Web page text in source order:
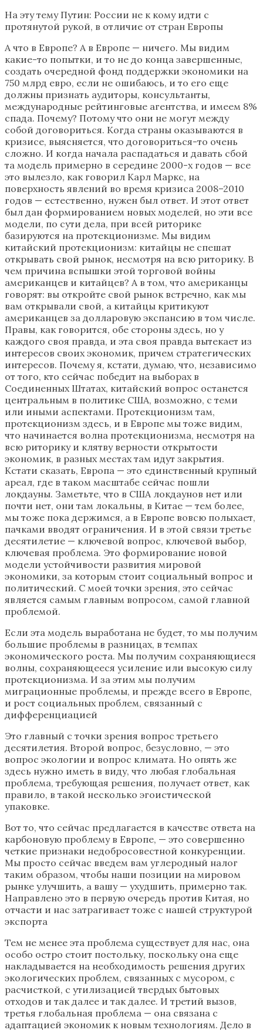
На эту тему Путин: России не к кому идти с
протянутой рукой, в отличие от стран Европы
А что в Европе? А в Европе — ничего. Мы видим
какие-то попытки, и то не до конца завершенные,
создать очередной фонд поддержки экономики на
750 млрд евро, если не ошибаюсь, и то его еще
должны признать аудиторы, консультанты,
международные рейтинговые агентства, и имеем 8%
спада. Почему? Потому что они не могут между
собой договориться. Когда страны оказываются в
кризисе, выясняется, что договориться-то очень
сложно. И когда начала распадаться и давать сбой
та модель примерно в середине 2000-х годов — все
это вылезло, как говорил Карл Маркс, на
поверхность явлений во время кризиса 2008–2010
годов — естественно, нужен был ответ. И этот ответ
был дан формированием новых моделей, но эти все
модели, по сути дела, при всей риторике
базируются на протекционизме. Мы видим
китайский протекционизм: китайцы не спешат
открывать свой рынок, несмотря на всю риторику. В
чем причина вспышки этой торговой войны
американцев и китайцев? А в том, что американцы
говорят: вы откройте свой рынок встречно, как мы
вам открывали свой, а китайцы критикуют
американцев за долларовую экспансию в том числе.
Правы, как говорится, обе стороны здесь, но у
каждого своя правда, и эта своя правда вытекает из
интересов своих экономик, причем стратегических
интересов. Почему я, кстати, думаю, что, независимо
от того, кто сейчас победит на выборах в
Соединенных Штатах, китайский вопрос останется
центральным в политике США, возможно, с теми
или иными аспектами. Протекционизм там,
протекционизм здесь, и в Европе мы тоже видим,
что начинается волна протекционизма, несмотря на
всю риторику и клятву верности открытости
экономик, в разных местах там идут закрытия.
Кстати сказать, Европа — это единственный крупный
ареал, где в таком масштабе сейчас пошли
локдауны. Заметьте, что в США локдаунов нет или
почти нет, они там локальны, в Китае — тем более,
мы тоже пока держимся, а в Европе вовсю полыхает,
пачками вводят ограничения. И в этой связи третье
десятилетие — ключевой вопрос, ключевой выбор,
ключевая проблема. Это формирование новой
модели устойчивости развития мировой
экономики, за которым стоит социальный вопрос и
политический. С моей точки зрения, это сейчас
является самым главным вопросом, самой главной
проблемой.
Если эта модель выработана не будет, то мы получим
большие проблемы в разницах, в темпах
экономического роста. Мы получим сохраняющиеся
волны, сохраняющееся усиление или высокую силу
протекционизма. И за этим мы получим
миграционные проблемы, и прежде всего в Европе,
и рост социальных проблем, связанный с
дифференциацией
Это главный с точки зрения вопрос третьего
десятилетия. Второй вопрос, безусловно, — это
вопрос экологии и вопрос климата. Но опять же
здесь нужно иметь в виду, что любая глобальная
проблема, требующая решения, получает ответ, как
правило, в такой несколько эгоистической
упаковке.
Вот то, что сейчас предлагается в качестве ответа на
карбоновую проблему в Европе, — это совершенно
четкие признаки недобросовестной конкуренции.
Мы просто сейчас введем вам углеродный налог
таким образом, чтобы наши позиции на мировом
рынке улучшить, а вашу — ухудшить, примерно так.
Направлено это в первую очередь против Китая, но
отчасти и нас затрагивает тоже с нашей структурой
экспорта
Тем не менее эта проблема существует для нас, она
особо остро стоит постольку, поскольку она еще
накладывается на необходимость решения других
экологических проблем, связанных с мусором, с
расчисткой, с утилизацией твердых бытовых
отходов и так далее и так далее. И третий вызов,
третья глобальная проблема — она связана с
адаптацией экономик к новым технологиям. Дело в